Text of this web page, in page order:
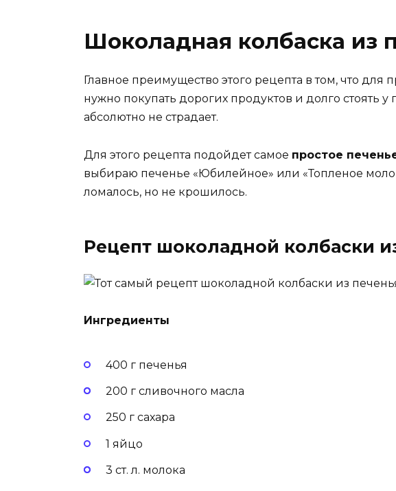
Шоколадная колбаска из
Главное преимущество этого рецепта в том, что для
нужно покупать дорогих продуктов и долго стоять у
абсолютно не страдает.
Для этого рецепта подойдет самое простое
выбираю печенье «Юбилейное» или «Топленое
ломалось, но не крошилось.
Рецепт шоколадной колбаски
Ингредиенты
400 г печенья
200 г сливочного масла
250 г сахара
1 яйцо
3 ст. л. молока